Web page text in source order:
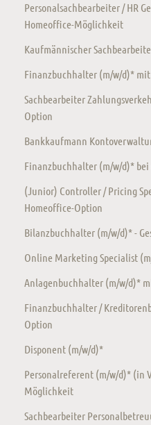
Personalsachbearbeiter / HR
Homeoffice-Möglichkeit
Kaufmännischer
Finanzbuchhalter (m/w/d)*
Sachbearbeiter
Option
Bankkaufmann
Finanzbuchhalter (m/w/d)*
(Junior) Controller / Pricing
Homeoffice-Option
Bilanzbuchhalter (m/w/d)* -
Online Marketing Specialist
Anlagenbuchhalter (m/w/d)*
Finanzbuchhalter /
Option
Disponent (m/w/d)*
Personalreferent (m/w/d)* (in
Möglichkeit
Sachbearbeiter